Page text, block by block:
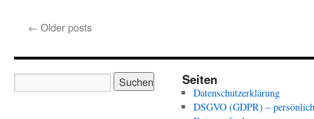
← Older posts
Seiten
Datenschutzerklärung
DSGVO (GDPR) –